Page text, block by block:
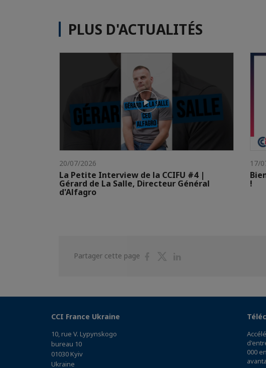
PLUS D'ACTUALITÉS
20/07/2026
La Petite Interview de la CCIFU #4 |
Gérard de La Salle, Directeur Général
d'Alfagro
17/
!
Partager cette page
PartagerPartager
CCI France Ukraine
10, rue V. Lypynskogo
bureau 10
01030 Kyiv
Ukraine
000